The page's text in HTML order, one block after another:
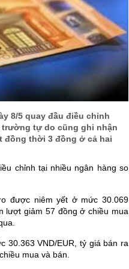
8/5 quay đầu điều chỉnh
tự do cũng ghi nhận
đồng thời 3 đồng ở cả hai
chỉnh tại nhiều ngân hàng so
được niêm yết ở mức 30.069
lượt giảm 57 đồng ở chiều mua
30.363 VND/EUR, tỷ giá bán ra
mua và bán.